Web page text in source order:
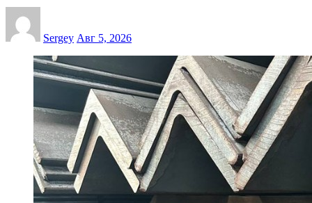
Sergey Авг 5, 2026